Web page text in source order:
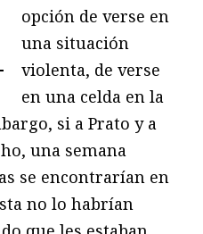
opción de verse en
una situación
violenta, de verse
en una celda en la
si a Prato y a
una semana
se encontrarían en
no lo habrían